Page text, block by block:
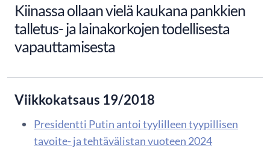
Kiinassa ollaan vielä kaukana pankkien
talletus- ja lainakorkojen todellisesta
vapauttamisesta
Viikkokatsaus 19/2018
Presidentti Putin antoi tyylilleen tyypillisen
tavoite- ja tehtävälistan vuoteen 2024